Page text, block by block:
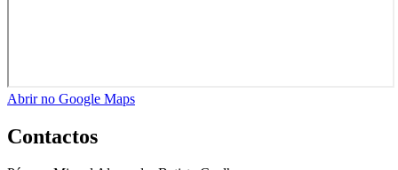
Abrir no Google Maps
Contactos